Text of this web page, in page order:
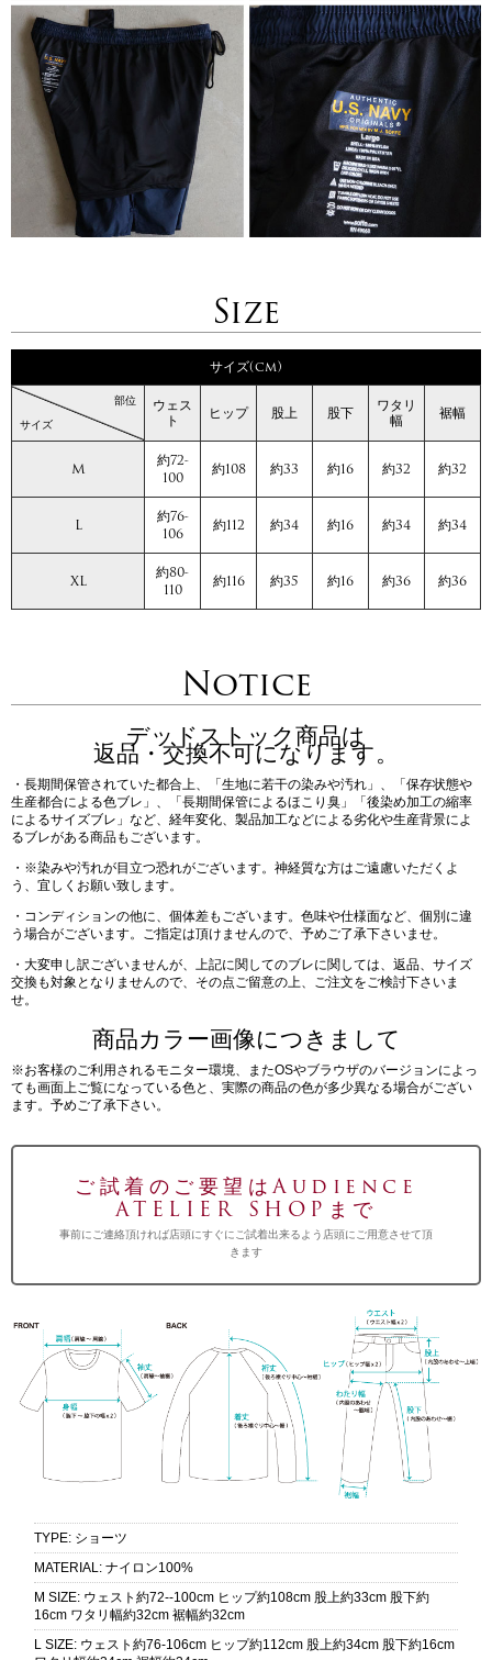
Size
サイズ(cm)
サイズ
部位 ウェス
ト ヒップ 股上 股下 ワタリ
幅 裾幅
M
約72-
100
約108 約33 約16 約32 約32
L
約76-
106
約112 約34 約16 約34 約34
XL
約80-
110
約116 約35 約16 約36 約36
Notice
デッドストック商品は
返品・交換不可になります。
・長期間保管されていた都合上、「生地に若干の染みや汚れ」、「保存状態や
生産都合による色ブレ」、「長期間保管によるほこり臭」「後染め加工の縮率
によるサイズブレ」など、経年変化、製品加工などによる劣化や生産背景によ
るブレがある商品もございます。
・※染みや汚れが目立つ恐れがございます。神経質な方はご遠慮いただくよ
う、宜しくお願い致します。
・コンディションの他に、個体差もございます。色味や仕様面など、個別に違
う場合がございます。ご指定は頂けませんので、予めご了承下さいませ。
・大変申し訳ございませんが、上記に関してのブレに関しては、返品、サイズ
交換も対象となりませんので、その点ご留意の上、ご注文をご検討下さいま
せ。
商品カラー画像につきまして
※お客様のご利用されるモニター環境、またOSやブラウザのバージョンによっ
ても画面上ご覧になっている色と、実際の商品の色が多少異なる場合がござい
ます。予めご了承下さい。
ご試着のご要望はAudience
ATELIER SHOPまで
事前にご連絡頂ければ店頭にすぐにご試着出来るよう店頭にご用意させて頂
きます
TYPE: ショーツ
MATERIAL : ナイロン100%
M SIZE: ウェスト約72--100cm ヒップ約108cm 股上約33cm 股下約
16cm ワタリ幅約32cm 裾幅約32cm
L SIZE: ウェスト約76-106cm ヒップ約112cm 股上約34cm 股下約16cm